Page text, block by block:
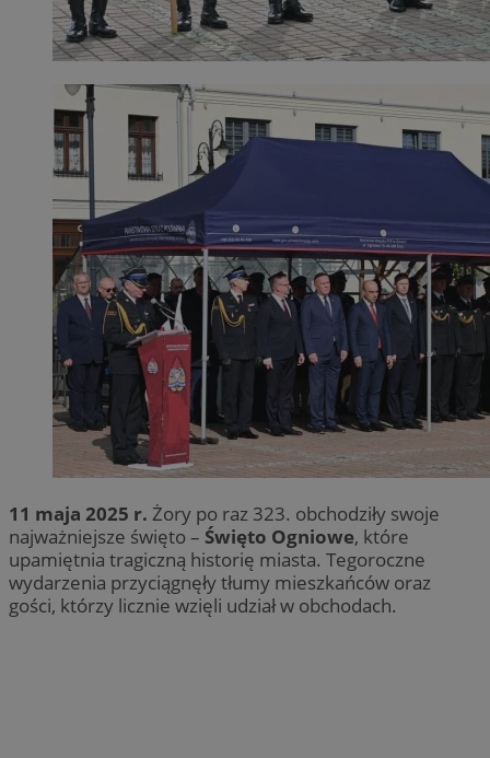
11 maja 2025 r. Żory po raz 323. obchodziły swoje
najważniejsze święto – Święto Ogniowe, które
upamiętnia tragiczną historię miasta. Tegoroczne
wydarzenia przyciągnęły tłumy mieszkańców oraz
gości, którzy licznie wzięli udział w obchodach.